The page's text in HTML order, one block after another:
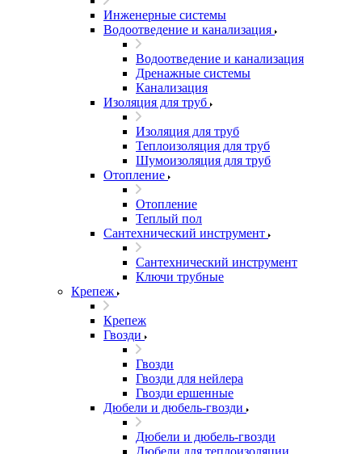
Инженерные системы
Водоотведение и канализация
Водоотведение и канализация
Дренажные системы
Канализация
Изоляция для труб
Изоляция для труб
Теплоизоляция для труб
Шумоизоляция для труб
Отопление
Отопление
Теплый пол
Сантехнический инструмент
Сантехнический инструмент
Ключи трубные
Крепеж
Крепеж
Гвозди
Гвозди
Гвозди для нейлера
Гвозди ершенные
Дюбели и дюбель-гвозди
Дюбели и дюбель-гвозди
Дюбели для теплоизоляции